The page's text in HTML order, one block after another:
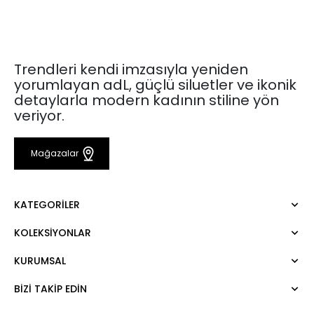
Trendleri kendi imzasıyla yeniden
yorumlayan adL, güçlü siluetler ve ikonik
detaylarla modern kadının stiline yön
veriyor.
Mağazalar
KATEGORILER
Elbise
Pantolon
KOLEKSIYONLAR
Mert Aslan
Night Zoom
KURUMSAL
Hakkımızda
BIZI TAKIP EDIN